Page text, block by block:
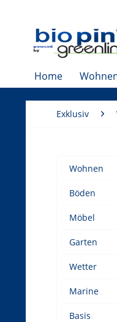
Home
Exklusiv
Wohnen
Böden
Möbel
Garten
Wetter
Marine
Basis